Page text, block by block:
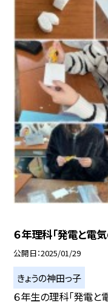
６年理科「発電と電
公開日 2025/01/29
きょうの神田っ子
６年生の理科「発電と